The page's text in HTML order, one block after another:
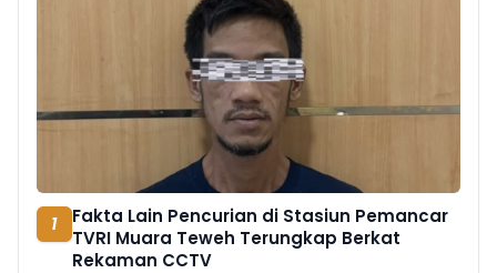
1
Fakta Lain Pencurian di Stasiun Pemancar
TVRI Muara Teweh Terungkap Berkat
Rekaman CCTV